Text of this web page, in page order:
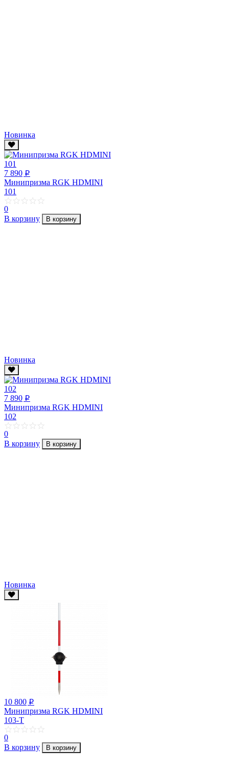
Новинка
7 890 p
Минипризма RGK HDMINI
101
0
В корзину
В корзину
Новинка
7 890 p
Минипризма RGK HDMINI
102
0
В корзину
В корзину
Новинка
10 800 p
Минипризма RGK HDMINI
103-T
0
В корзину
В корзину